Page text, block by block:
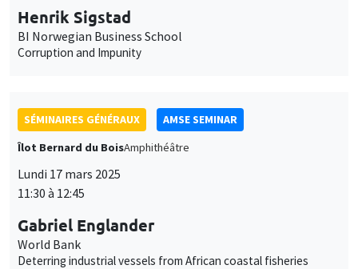
Henrik Sigstad
BI Norwegian Business School
Corruption and Impunity
SÉMINAIRES GÉNÉRAUX
AMSE SEMINAR
Îlot Bernard du BoisAmphithéâtre
Lundi 17 mars 2025
11:30 à 12:45
Gabriel Englander
World Bank
Deterring industrial vessels from African coastal fisheries